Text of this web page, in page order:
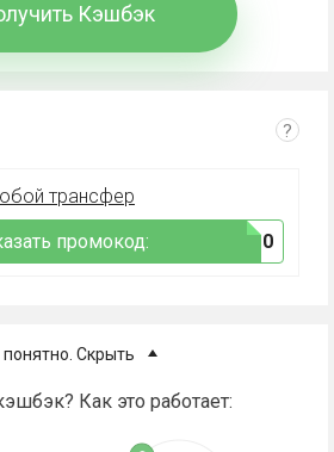
Скрыть
Как это работает:
Кэшбэк
?
трансфер
***M10
промокод: